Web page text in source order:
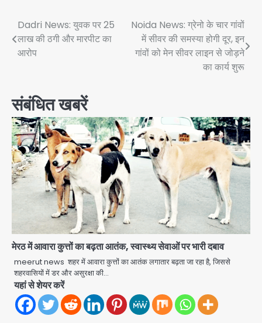
Post
navigation
Dadri News: युवक पर 25
लाख की ठगी और मारपीट का
आरोप
Noida News: ग्रेनो के चार गांवों
में सीवर की समस्या होगी दूर, इन
गांवों को मेन सीवर लाइन से जोड़ने
का कार्य शुरू
संबंधित खबरें
मेरठ में आवारा कुत्तों का बढ़ता आतंक, स्वास्थ्य सेवाओं पर भारी दबाव
meerut news शहर में आवारा कुत्तों का आतंक लगातार बढ़ता जा रहा है, जिससे
शहरवासियों में डर और असुरक्षा की…
यहां से शेयर करें
2
अब पहला स्थान हासिल करना लक्ष्य: डीएम
Team JHJ
28 साल बाद कानून के शिकंजे में आया हत्या का
फरार आरोपी